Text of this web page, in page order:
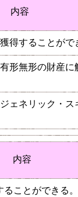
内容
得することがで
形無形の財産
ェネリック・
内容
ることができる。